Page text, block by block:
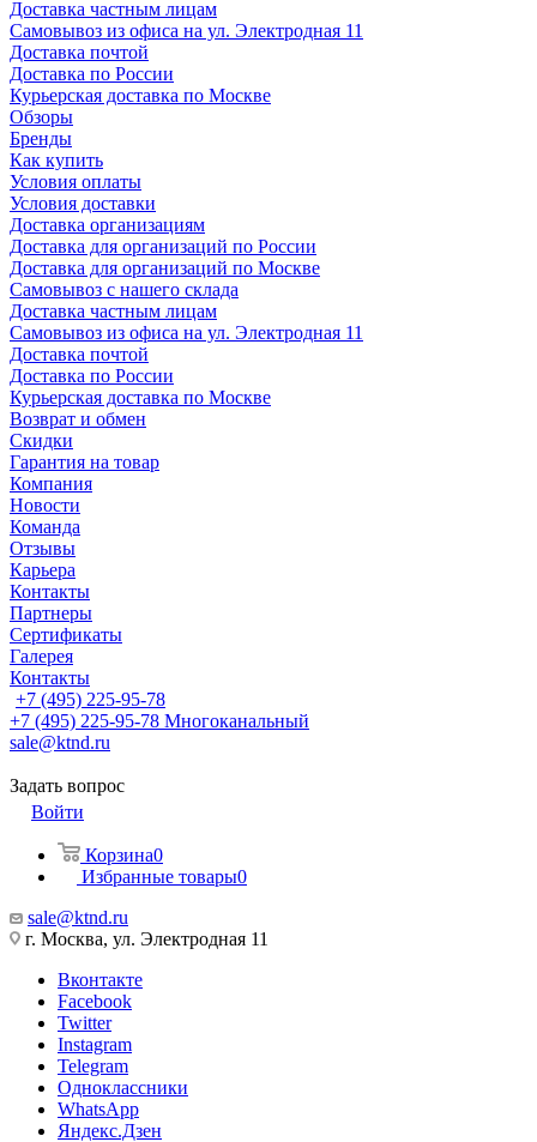
Доставка частным лицам
Самовывоз из офиса на ул. Электродная 11
Доставка почтой
Доставка по России
Курьерская доставка по Москве
Обзоры
Бренды
Как купить
Условия оплаты
Условия доставки
Доставка организациям
Доставка для организаций по России
Доставка для организаций по Москве
Самовывоз с нашего склада
Доставка частным лицам
Самовывоз из офиса на ул. Электродная 11
Доставка почтой
Доставка по России
Курьерская доставка по Москве
Возврат и обмен
Скидки
Гарантия на товар
Компания
Новости
Команда
Отзывы
Карьера
Контакты
Партнеры
Сертификаты
Галерея
Контакты
+7 (495) 225-95-78
+7 (495) 225-95-78 Многоканальный
sale@ktnd.ru
Задать вопрос
Войти
Корзина0
Избранные товары0
sale@ktnd.ru
г. Москва, ул. Электродная 11
Вконтакте
Facebook
Twitter
Instagram
Telegram
Одноклассники
WhatsApp
Яндекс.Дзен